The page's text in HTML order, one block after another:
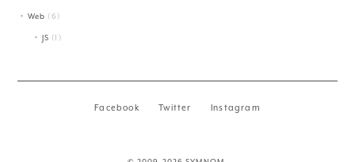
Web (6)
JS (1)
Facebook Twitter Instagram